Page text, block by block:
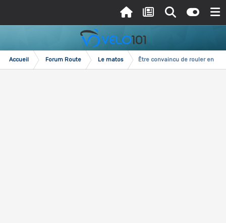
Accueil Forum Route Le matos Être convaincu de rouler en